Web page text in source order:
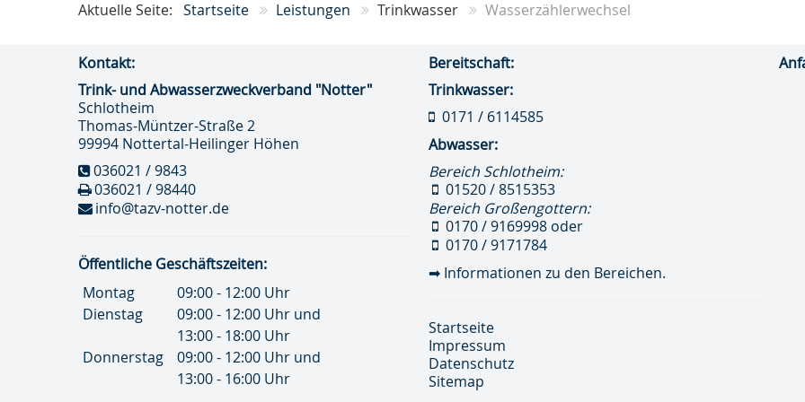
Aktuelle Seite: Startseite Leistungen Trinkwasser Wasserzählerwechsel
Kontakt:
Trink- und Abwasser­zweckverband "Notter"
Schlotheim
Thomas-Müntzer-Straße 2
99994 Nottertal-Heilinger Höhen
036021 / 9843
036021 / 98440
info@tazv-notter.de
Öffentliche Geschäftszeiten:
Montag
09:00 - 12:00 Uhr
Dienstag
09:00 - 12:00 Uhr und
13:00 - 18:00 Uhr
Donnerstag
09:00 - 12:00 Uhr und
13:00 - 16:00 Uhr
Bereitschaft:
Trinkwasser:
0171 / 6114585
Abwasser:
Bereich Schlotheim:
01520 / 8515353
Bereich Großengottern:
0170 / 9169998 oder
0170 / 9171784
➡ Informationen zu den Bereichen.
Startseite
Impressum
Datenschutz
Sitemap